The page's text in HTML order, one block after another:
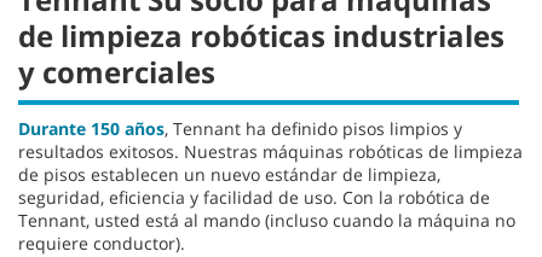
de limpieza robóticas industriales
y comerciales
Durante 150 años, Tennant ha definido pisos limpios y
resultados exitosos. Nuestras máquinas robóticas de limpieza
de pisos establecen un nuevo estándar de limpieza,
seguridad, eficiencia y facilidad de uso. Con la robótica de
Tennant, usted está al mando (incluso cuando la máquina no
requiere conductor).